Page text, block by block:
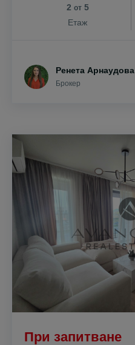
2 от5
Етаж
Ренета Арнаудова
Брокер
При запитване